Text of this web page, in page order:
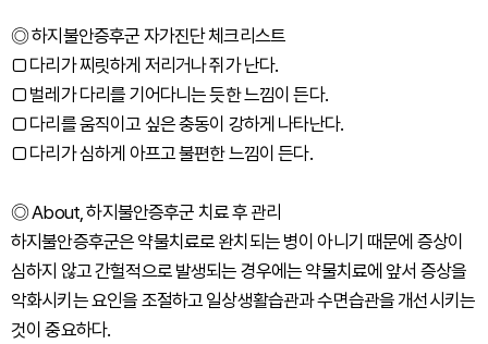
◎ 하지불안증후군 자가진단 체크리스트
□ 다리가 찌릿하게 저리거나 쥐가 난다.
□ 벌레가 다리를 기어다니는 듯한 느낌이 든다.
□ 다리를 움직이고 싶은 충동이 강하게 나타난다.
□ 다리가 심하게 아프고 불편한 느낌이 든다.
◎ About, 하지불안증후군 치료 후 관리
하지불안증후군은 약물치료로 완치되는 병이 아니기 때문에 증상이
심하지 않고 간헐적으로 발생되는 경우에는 약물치료에 앞서 증상을
악화시키는 요인을 조절하고 일상생활습관과 수면습관을 개선시키는
것이 중요하다.